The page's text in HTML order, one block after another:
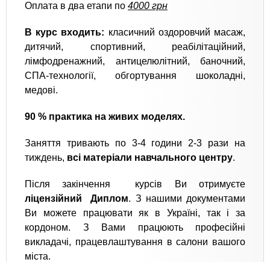
Оплата в два етапи по 4000 грн
В курс входить: класичний оздоровчий масаж,
дитячий, спортивний, реабілітаційний,
лімфодренажний, антицелюлітний, баночний,
СПА-технології, обгортування шоколадні,
медові.
90 % практика на живих моделях.
Заняття тривають по 3-4 години 2-3 рази на
тиждень, всі матеріали навчального центру.
Після закінчення курсів Ви отримуєте
ліцензійний Диплом. З нашими документами
Ви можете працювати як в Україні, так і за
кордоном. З Вами працюють професійні
викладачі, працевлаштування в салони вашого
міста.